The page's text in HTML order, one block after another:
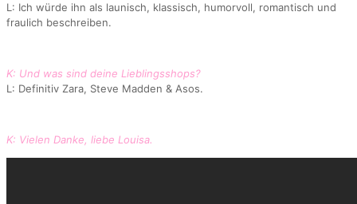
L: Ich würde ihn als launisch, klassisch, humorvoll, romantisch und
fraulich beschreiben.
K: Und was sind deine Lieblingsshops?
L: Definitiv Zara, Steve Madden & Asos.
K: Vielen Danke, liebe Louisa.